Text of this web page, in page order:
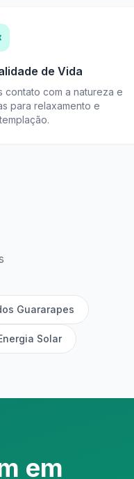
de Vida
contato com a natureza e
para relaxamento e
Guararapes
Solar
em